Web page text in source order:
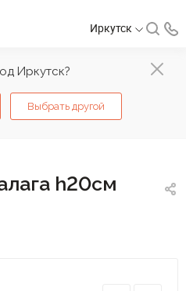
Иркутск?
Выбрать другой
Иркутск
h20см